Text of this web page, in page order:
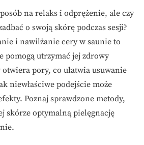
na relaks i odprężenie, ale czy
o swoją skórę podczas sesji?
i nawilżanie cery w saunie to
utrzymać jej zdrowy
otwiera pory, co ułatwia usuwanie
niewłaściwe podejście może
Poznaj sprawdzone metody,
skórze optymalną pielęgnację